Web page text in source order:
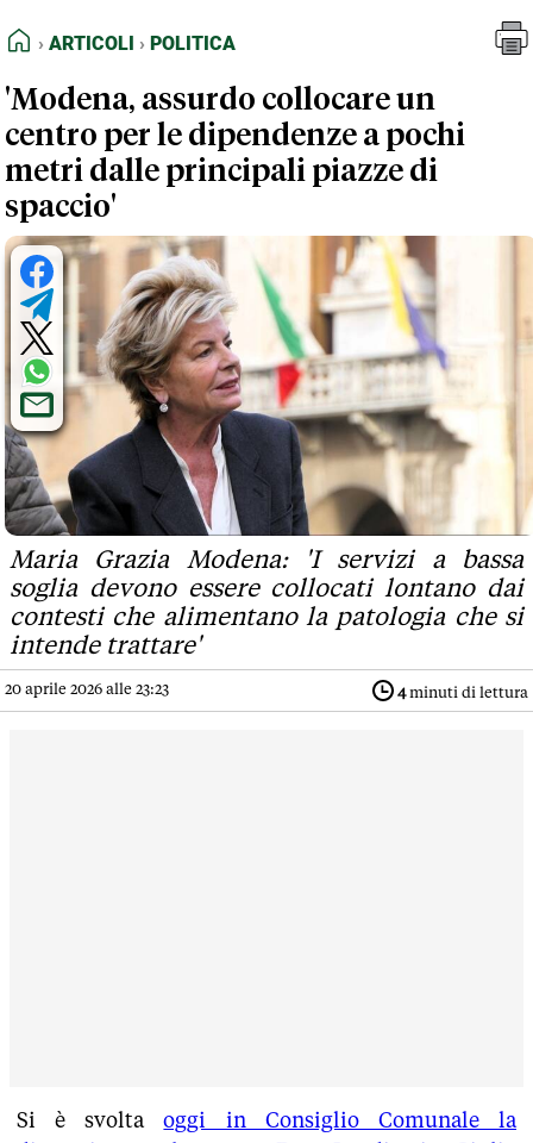
FEED RSS
NORMATIVE DEONTOLOGICHE
TERMINI e CONDIZIONI
HOME
ARTICOLI POLITICA
'Modena, assurdo collocare un
centro per le dipendenze a pochi
metri dalle principali piazze di
spaccio'
Maria Grazia Modena: 'I servizi a bassa
soglia devono essere collocati lontano dai
contesti che alimentano la patologia che si
intende trattare'
20 aprile 2026 alle 23:23 4minuti di lettura
Si è svoltaoggi in Consiglio Comunale la